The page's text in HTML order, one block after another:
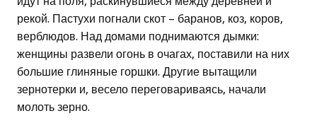
рекой. Пастухи погнали скот – баранов, коз, коров,
верблюдов. Над домами поднимаются дымки:
женщины развели огонь в очагах, поставили на них
большие глиняные горшки. Другие вытащили
зернотерки и, весело переговариваясь, начали
молоть зерно.